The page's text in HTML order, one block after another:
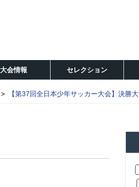
大会情報 セレクション
【第37回全日本少年サッカー大会】決勝